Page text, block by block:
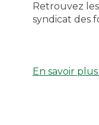
Retrouvez
syndicat des
En savoir plus